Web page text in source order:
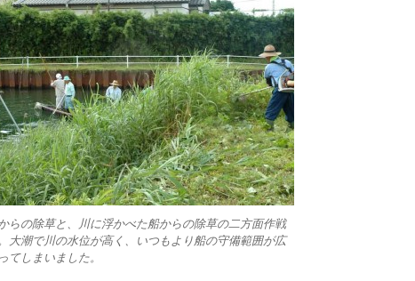
らの除草と、川に浮かべた船からの除草の二方面作戦
大潮で川の水位が高く、いつもより船の守備範囲が広
てしまいました。